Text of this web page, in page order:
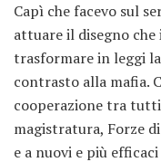
Capì che facevo sul
attuare il disegno che
trasformare in leggi
contrasto alla mafia.
cooperazione tra
magistratura, Forze
e a nuovi e più